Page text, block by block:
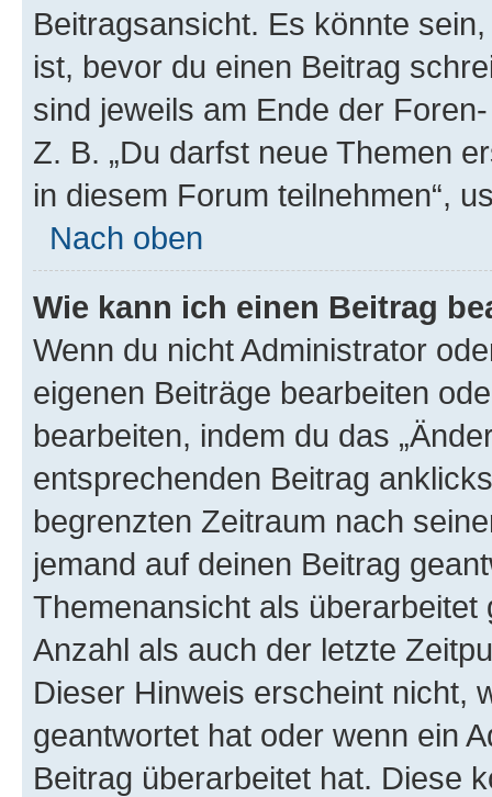
Beitragsansicht. Es könnte
ist, bevor du einen Beitrag
sind jeweils am Ende der
Z. B. „Du darfst neue Themen
in diesem Forum teilnehmen“,
Nach oben
Wie kann ich einen Beitrag
Wenn du nicht Administrator
eigenen Beiträge bearbeiten
bearbeiten, indem du das
entsprechenden Beitrag
begrenzten Zeitraum nach
jemand auf deinen Beitrag
Themenansicht als
Anzahl als auch der letzte
Dieser Hinweis erscheint nicht,
geantwortet hat oder wenn ein
Beitrag überarbeitet hat. Diese